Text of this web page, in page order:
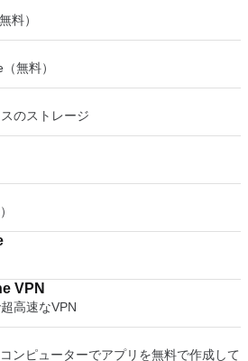
料）
無料）
のストレージ
VPN
高速なVPN
ンピューターでアプリを無料で作成して